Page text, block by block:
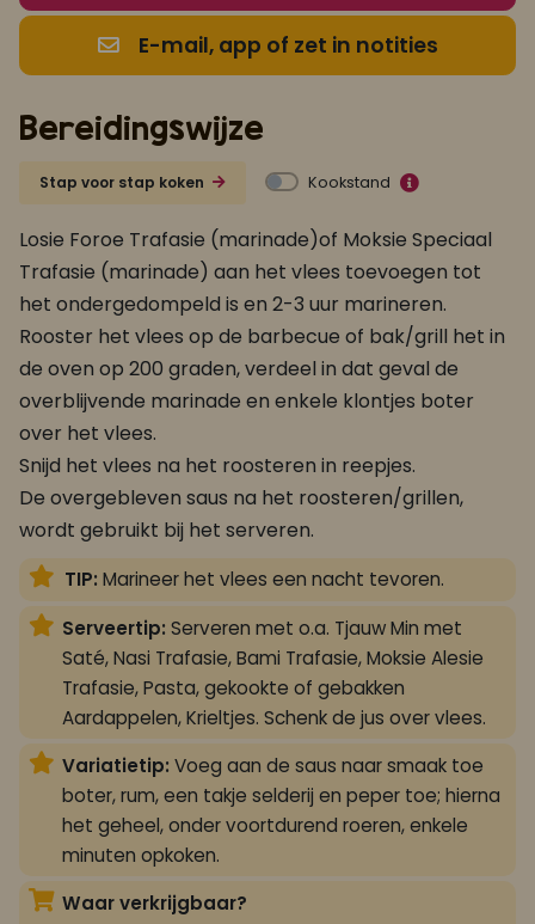
E-mail, app of zet in notities
Bereidingswijze
Stap voor stap koken Kookstand
Losie Foroe Trafasie (marinade)of Moksie Speciaal
Trafasie (marinade) aan het vlees toevoegen tot
het ondergedompeld is en 2-3 uur marineren.
Rooster het vlees op de barbecue of bak/grill het in
de oven op 200 graden, verdeel in dat geval de
overblijvende marinade en enkele klontjes boter
over het vlees.
Snijd het vlees na het roosteren in reepjes.
De overgebleven saus na het roosteren/grillen,
wordt gebruikt bij het serveren.
TIP: Marineer het vlees een nacht tevoren.
Serveertip: Serveren met o.a. Tjauw Min met
Saté, Nasi Trafasie, Bami Trafasie, Moksie Alesie
Trafasie, Pasta, gekookte of gebakken
Aardappelen, Krieltjes. Schenk de jus over vlees.
Variatietip: Voeg aan de saus naar smaak toe
boter, rum, een takje selderij en peper toe; hierna
het geheel, onder voortdurend roeren, enkele
minuten opkoken.
Waar verkrijgbaar?